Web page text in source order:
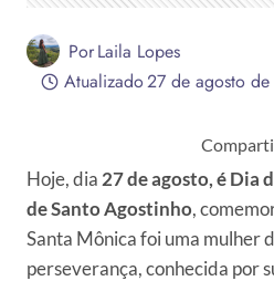
PorLaila Lopes
Atualizado27 de agosto
Hoje, dia 27 de agosto, é Dia
de Santo Agostinho,
Santa Mônica foi uma mulher
perseverança, conhecida por